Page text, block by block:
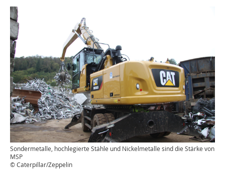
Sondermetalle, hochlegierte Stähle und Nickelmetalle sind die Stärke von
MSP
© Caterpillar/Zeppelin